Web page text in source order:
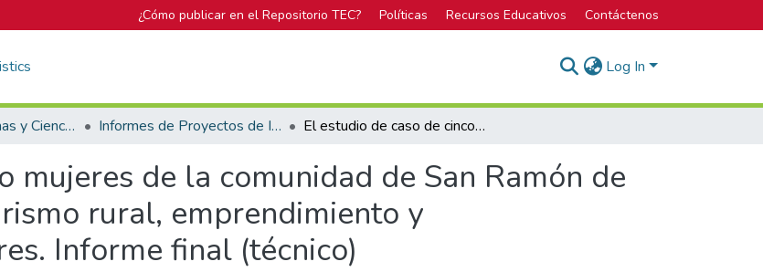
¿Cómo publicar en el Repositorio TEC? Políticas Recursos Educativos Contáctenos
Log In
Escuela de Idiomas y Ciencias Sociales Informes de Proyectos de Investigación El estudio de caso de cinco mujeres de la comunidad de San Ramón de la Virgen de Sarapiquí : turismo rural, emprendimiento y empoderamiento de mujeres. Informe final (técnico)
mujeres de la comunidad de San Ramón de
rural, emprendimiento y
Informe final (técnico)